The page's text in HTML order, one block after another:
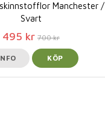
Manchester /
Svart
495 kr 700 kr
KÖP